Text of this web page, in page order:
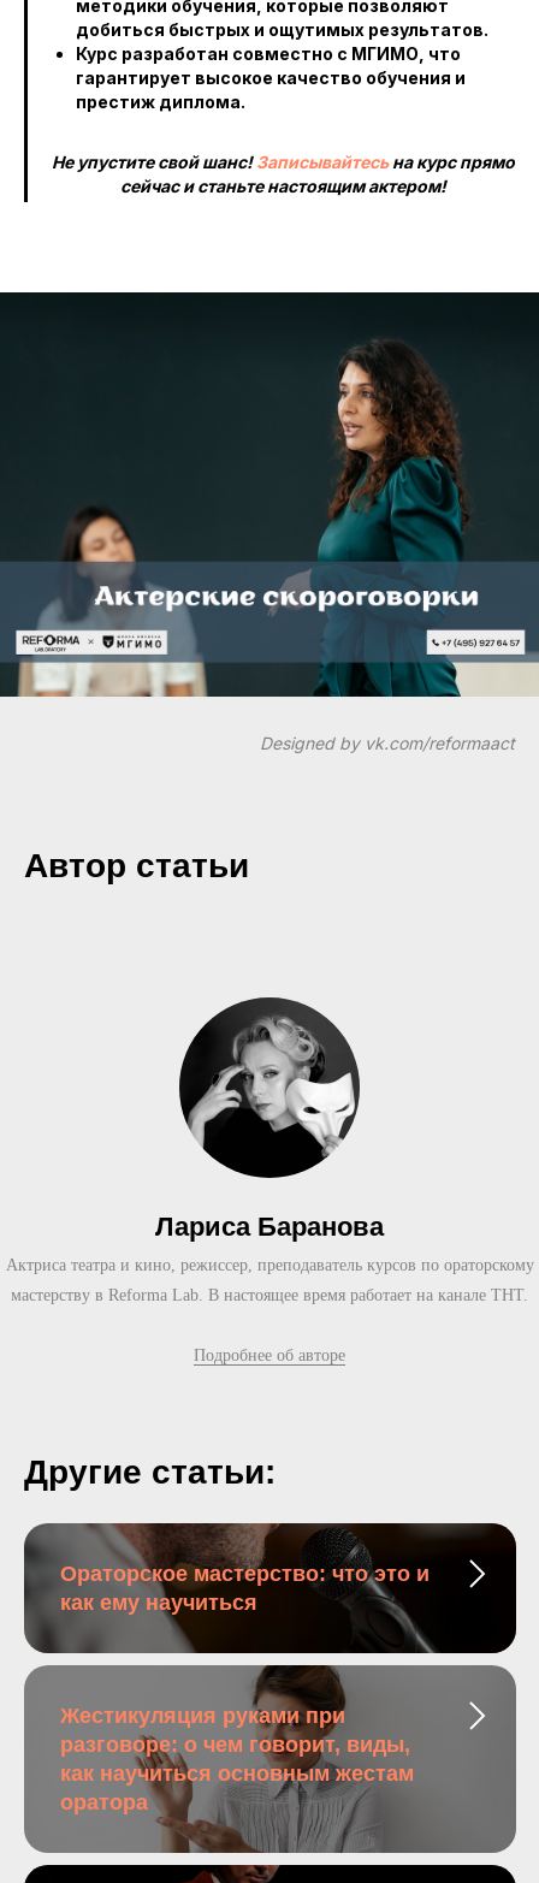
методики обучения, которые позволяют
добиться быстрых и ощутимых результатов.
Курс разработан совместно с МГИМО, что
гарантирует высокое качество обучения и
престиж диплома.
Не упустите свой шанс!Записывайтесьна курс прямо
сейчас и станьте настоящим актером!
Designed by vk.com/reformaact
Автор статьи
Лариса Баранова
Актриса театра и кино, режиссер, преподаватель курсов по ораторскому
мастерству в Reforma Lab. В настоящее время работает на канале ТНТ.
Подробнее об авторе
Другие статьи:
Ораторское мастерство: что это и
как ему научиться
Жестикуляция руками при
разговоре: о чем говорит, виды,
как научиться основным жестам
оратора